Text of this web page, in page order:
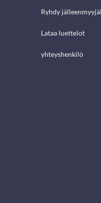
Ryhdy
Lataa luettelot
yhteyshenkilö